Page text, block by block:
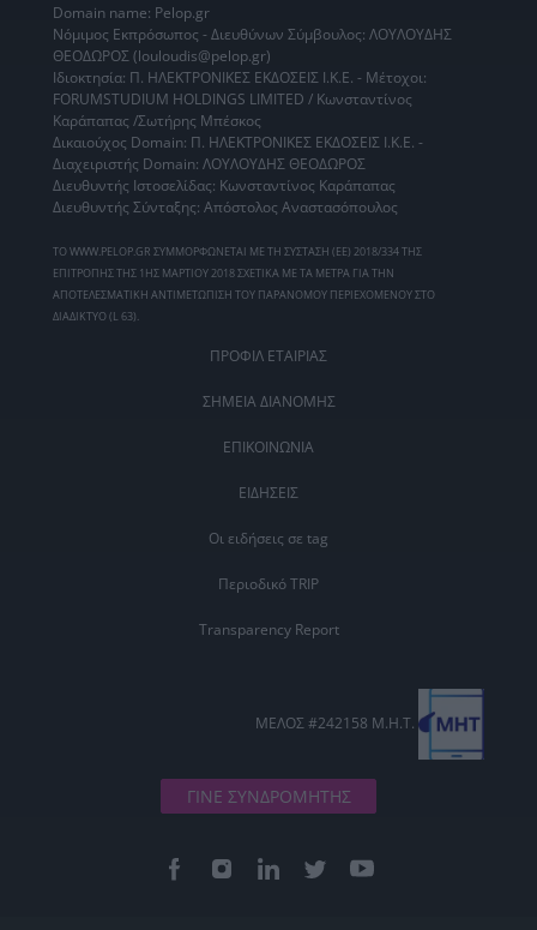
Domain name: Pelop.gr
Νόμιμος Εκπρόσωπος - Διευθύνων Σύμβουλος: ΛΟΥΛΟΥΔΗΣ
ΘΕΟΔΩΡΟΣ (louloudis@pelop.gr)
Ιδιοκτησία: Π. ΗΛΕΚΤΡΟΝΙΚΕΣ ΕΚΔΟΣΕΙΣ Ι.Κ.Ε. - Μέτοχοι:
FORUMSTUDIUM HOLDINGS LIMITED / Κωνσταντίνος
Καράπαπας /Σωτήρης Μπέσκος
Δικαιούχος Domain: Π. ΗΛΕΚΤΡΟΝΙΚΕΣ ΕΚΔΟΣΕΙΣ Ι.Κ.Ε. -
Διαχειριστής Domain: ΛΟΥΛΟΥΔΗΣ ΘΕΟΔΩΡΟΣ
Διευθυντής Ιστοσελίδας: Κωνσταντίνος Καράπαπας
Διευθυντής Σύνταξης: Απόστολος Αναστασόπουλος
ΤΟ WWW.PELOP.GR ΣΥΜΜΟΡΦΩΝΕΤΑΙ ΜΕ ΤΗ ΣΥΣΤΑΣΗ (ΕΕ) 2018/334 ΤΗΣ
ΕΠΙΤΡΟΠΗΣ ΤΗΣ 1ΗΣ ΜΑΡΤΙΟΥ 2018 ΣΧΕΤΙΚΑ ΜΕ ΤΑ ΜΕΤΡΑ ΓΙΑ ΤΗΝ
ΑΠΟΤΕΛΕΣΜΑΤΙΚΗ ΑΝΤΙΜΕΤΩΠΙΣΗ ΤΟΥ ΠΑΡΑΝΟΜΟΥ ΠΕΡΙΕΧΟΜΕΝΟΥ ΣΤΟ
ΔΙΑΔΙΚΤΥΟ (L 63).
ΠΡΟΦΙΛ ΕΤΑΙΡΙΑΣ
ΣΗΜΕΙΑ ΔΙΑΝΟΜΗΣ
ΕΠΙΚΟΙΝΩΝΙΑ
ΕΙΔΗΣΕΙΣ
Οι ειδήσεις σε tag
Περιοδικό TRIP
Transparency Report
ΓΙΝΕ ΣΥΝΔΡΟΜΗΤΗΣ
ΜΕΛΟΣ #242158 Μ.Η.Τ.